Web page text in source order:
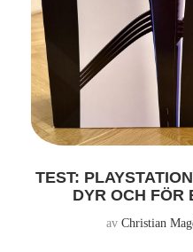
TEST:
DYR OCH FÖR
av Christian